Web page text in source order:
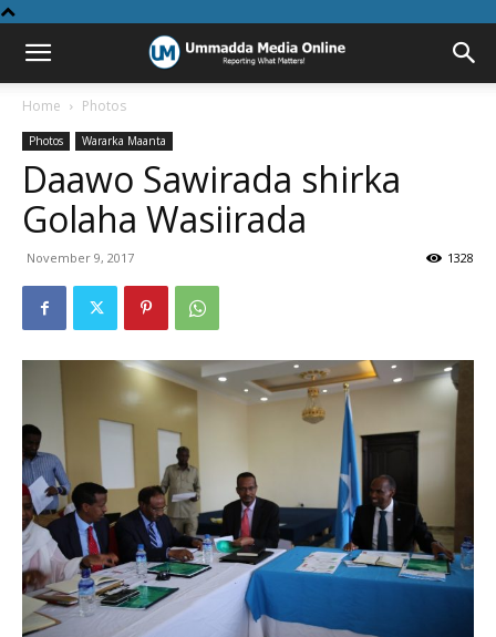
Home Photos
Photos Wararka Maanta
Daawo Sawirada shirka
Golaha Wasiirada
November 9, 2017 1328